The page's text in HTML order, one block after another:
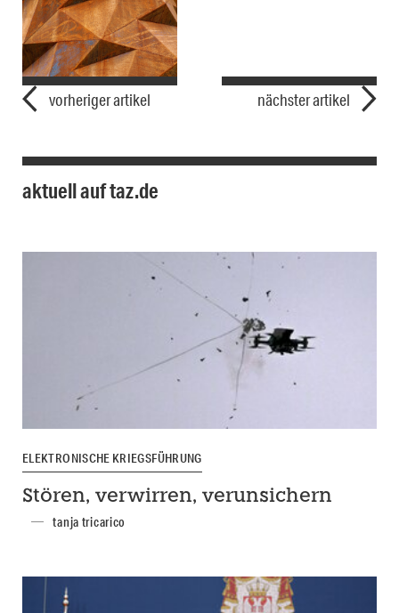
vorheriger artikel nächster artikel
aktuell auf taz.de
ELEKTRONISCHE KRIEGSFÜHRUNG
Stören, verwirren, verunsichern
tanja tricarico